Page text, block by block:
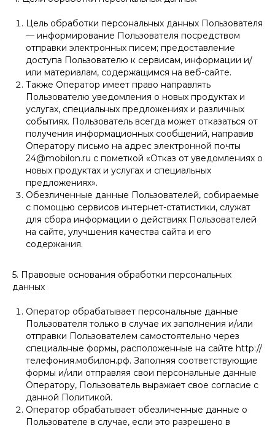
Цель обработки персональных данных Пользователя
— информирование Пользователя посредством
отправки электронных писем; предоставление
доступа Пользователю к сервисам, информации и/
или материалам, содержащимся на веб-сайте.
Также Оператор имеет право направлять
Пользователю уведомления о новых продуктах и
услугах, специальных предложениях и различных
событиях. Пользователь всегда может отказаться от
получения информационных сообщений, направив
Оператору письмо на адрес электронной почты
24@mobilon.ru с пометкой «Отказ от уведомлениях о
новых продуктах и услугах и специальных
предложениях».
Обезличенные данные Пользователей, собираемые
с помощью сервисов интернет-статистики, служат
для сбора информации о действиях Пользователей
на сайте, улучшения качества сайта и его
содержания.
5. Правовые основания обработки персональных
данных
Оператор обрабатывает персональные данные
Пользователя только в случае их заполнения и/или
отправки Пользователем самостоятельно через
специальные формы, расположенные на сайте http://
телефония.мобилон.рф. Заполняя соответствующие
формы и/или отправляя свои персональные данные
Оператору, Пользователь выражает свое согласие с
данной Политикой.
Оператор обрабатывает обезличенные данные о
Пользователе в случае, если это разрешено в